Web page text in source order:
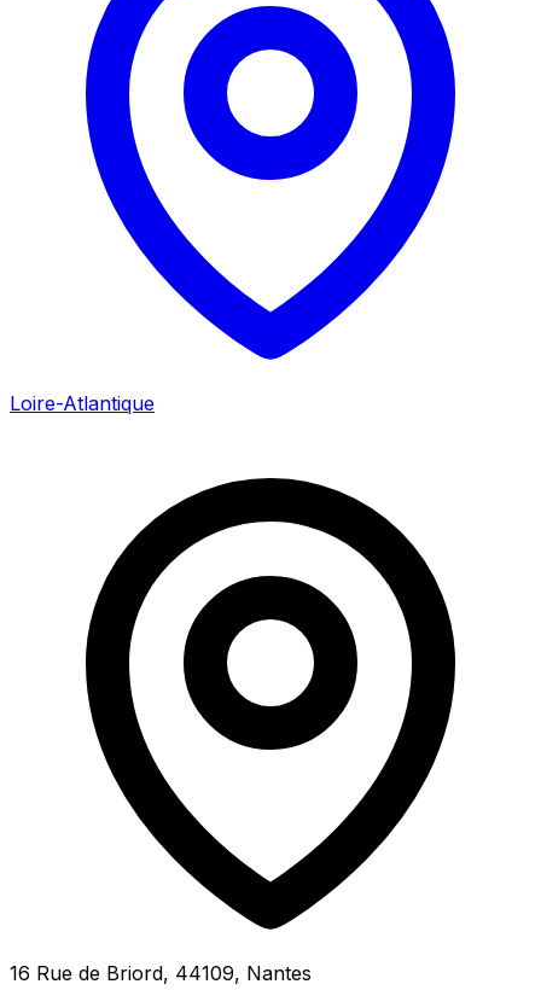
Loire-Atlantique
16 Rue de Briord, 44109, Nantes